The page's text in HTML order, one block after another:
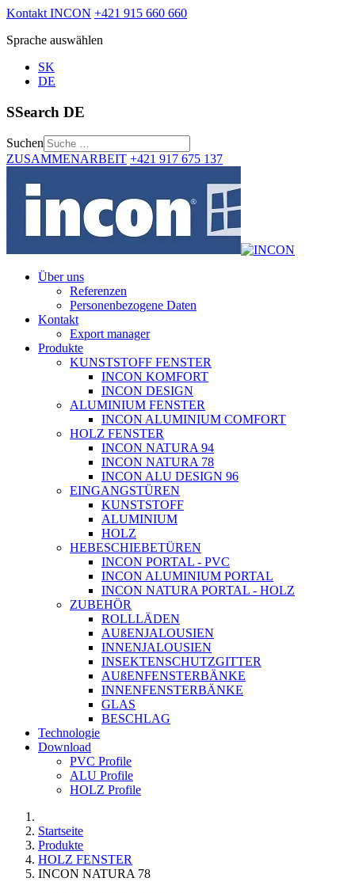
Kontakt INCON +421 915 660 660
Sprache auswählen
SK
DE
SSearch DE
Suchen
ZUSAMMENARBEIT +421 917 675 137
Über uns
Referenzen
Personenbezogene Daten
Kontakt
Export manager
Produkte
KUNSTSTOFF FENSTER
INCON KOMFORT
INCON DESIGN
ALUMINIUM FENSTER
INCON ALUMINIUM COMFORT
HOLZ FENSTER
INCON NATURA 94
INCON NATURA 78
INCON ALU DESIGN 96
EINGANGSTÜREN
KUNSTSTOFF
ALUMINIUM
HOLZ
HEBESCHIEBETÜREN
INCON PORTAL - PVC
INCON ALUMINIUM PORTAL
INCON NATURA PORTAL - HOLZ
ZUBEHÖR
ROLLLÄDEN
AUßENJALOUSIEN
INNENJALOUSIEN
INSEKTENSCHUTZGITTER
AUßENFENSTERBÄNKE
INNENFENSTERBÄNKE
GLAS
BESCHLAG
Technologie
Download
PVC Profile
ALU Profile
HOLZ Profile
Startseite
Produkte
HOLZ FENSTER
INCON NATURA 78